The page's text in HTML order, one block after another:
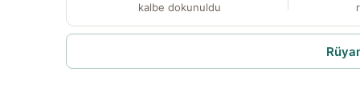
kalbe dokunuldu